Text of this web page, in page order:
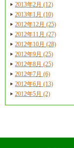
2013年2月 (12)
2013年1月 (10)
2012年12月 (25)
2012年11月 (27)
2012年10月 (28)
2012年9月 (25)
2012年8月 (25)
2012年7月 (6)
2012年6月 (13)
2012年5月 (2)